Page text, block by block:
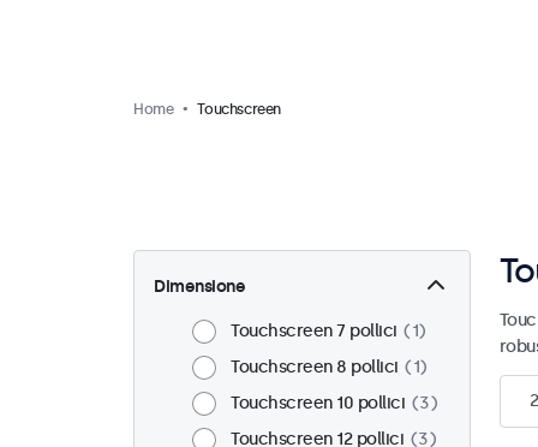
Home Touchscreen
Dimensione
Touchscreen 7 pollici
1
Touchscreen 8 pollici
1
Touchscreen 10 pollici
3
Touchscreen 12 pollici
3